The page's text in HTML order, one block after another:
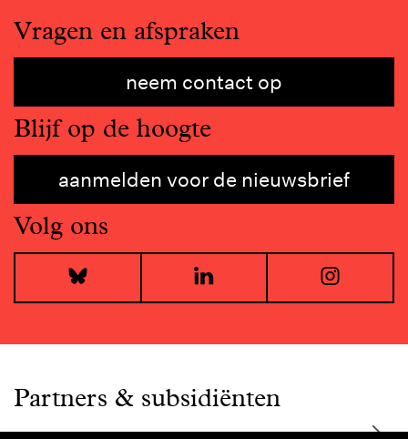
Vragen en afspraken
neem contact op
Blijf op de hoogte
aanmelden voor de nieuwsbrief
Volg ons
Bluesky LinkedIn
Partners & subsidiënten